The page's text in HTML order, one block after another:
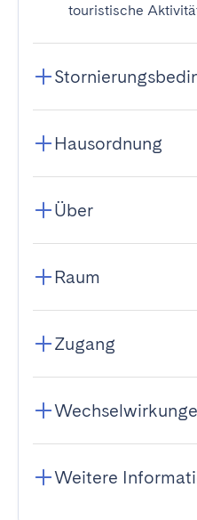
touristische
Hausordnung
Über
Raum
Zugang
Weitere